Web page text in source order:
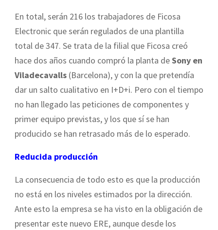
En total, serán 216 los trabajadores de Ficosa
Electronic que serán regulados de una plantilla
total de 347. Se trata de la filial que Ficosa creó
hace dos años cuando compró la planta deSony en
Viladecavalls (Barcelona), y con la que pretendía
dar un salto cualitativo en I+D+i. Pero con el tiempo
no han llegado las peticiones de componentes y
primer equipo previstas, y los que sí se han
producido se han retrasado más de lo esperado.
Reducida producción
La consecuencia de todo esto es que la producción
no está en los niveles estimados por la dirección.
Ante esto la empresa se ha visto en la obligación de
presentar este nuevo ERE, aunque desde los